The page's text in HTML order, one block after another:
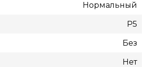
Нормальный
P5
Без
Нет